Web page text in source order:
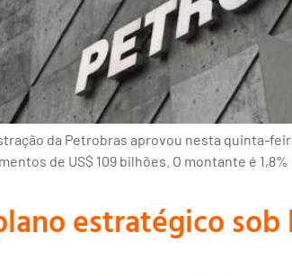
da Petrobras aprovou nesta quinta-
de US$ 109 bilhões. O montante é
estratégico